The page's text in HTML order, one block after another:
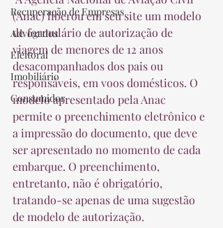
Recuperação de Empresas
Advogados
Eleitoral
Imobiliário
Consumidor
(Anac) liberou em seu site um modelo
de formulário de autorização de
viagem de menores de 12 anos
desacompanhados dos pais ou
responsáveis, em voos domésticos. O
modelo apresentado pela Anac
permite o preenchimento eletrônico e
a impressão do documento, que deve
ser apresentado no momento de cada
embarque. O preenchimento,
entretanto, não é obrigatório,
tratando-se apenas de uma sugestão
de modelo de autorização.